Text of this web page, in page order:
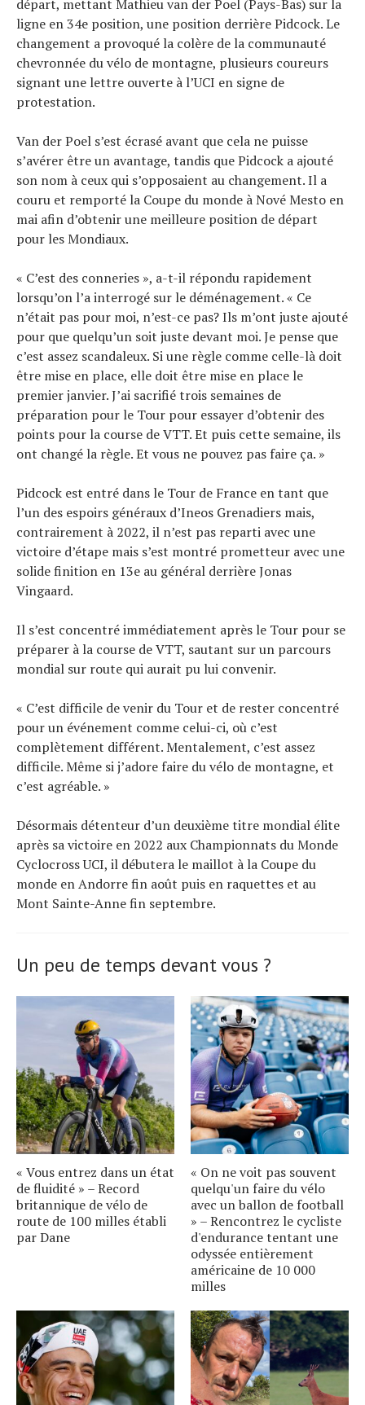
départ, mettant Mathieu van der Poel (Pays-Bas) sur la
ligne en 34e position, une position derrière Pidcock. Le
changement a provoqué la colère de la communauté
chevronnée du vélo de montagne, plusieurs coureurs
signant une lettre ouverte à l’UCI en signe de
protestation.
Van der Poel s’est écrasé avant que cela ne puisse
s’avérer être un avantage, tandis que Pidcock a ajouté
son nom à ceux qui s’opposaient au changement. Il a
couru et remporté la Coupe du monde à Nové Mesto en
mai afin d’obtenir une meilleure position de départ
pour les Mondiaux.
« C’est des conneries », a-t-il répondu rapidement
lorsqu’on l’a interrogé sur le déménagement. « Ce
n’était pas pour moi, n’est-ce pas? Ils m’ont juste ajouté
pour que quelqu’un soit juste devant moi. Je pense que
c’est assez scandaleux. Si une règle comme celle-là doit
être mise en place, elle doit être mise en place le
premier janvier. J’ai sacrifié trois semaines de
préparation pour le Tour pour essayer d’obtenir des
points pour la course de VTT. Et puis cette semaine, ils
ont changé la règle. Et vous ne pouvez pas faire ça. »
Pidcock est entré dans le Tour de France en tant que
l’un des espoirs généraux d’Ineos Grenadiers mais,
contrairement à 2022, il n’est pas reparti avec une
victoire d’étape mais s’est montré prometteur avec une
solide finition en 13e au général derrière Jonas
Vingaard.
Il s’est concentré immédiatement après le Tour pour se
préparer à la course de VTT, sautant sur un parcours
mondial sur route qui aurait pu lui convenir.
« C’est difficile de venir du Tour et de rester concentré
pour un événement comme celui-ci, où c’est
complètement différent. Mentalement, c’est assez
difficile. Même si j’adore faire du vélo de montagne, et
c’est agréable. »
Désormais détenteur d’un deuxième titre mondial élite
après sa victoire en 2022 aux Championnats du Monde
Cyclocross UCI, il débutera le maillot à la Coupe du
monde en Andorre fin août puis en raquettes et au
Mont Sainte-Anne fin septembre.
Un peu de temps devant vous ?
« Vous entrez dans un état
de fluidité » – Record
britannique de vélo de
route de 100 milles établi
par Dane
« On ne voit pas souvent
quelqu'un faire du vélo
avec un ballon de football
» – Rencontrez le cycliste
d'endurance tentant une
odyssée entièrement
américaine de 10 000
milles